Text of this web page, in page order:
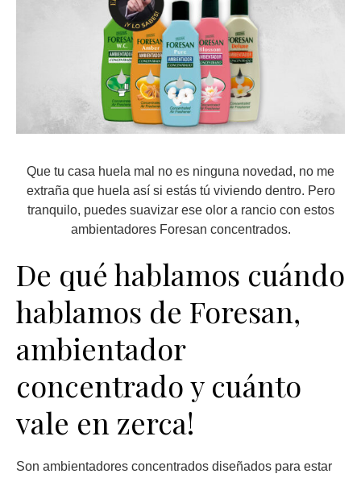
Que tu casa huela mal no es ninguna novedad, no me
extraña que huela así si estás tú viviendo dentro. Pero
tranquilo, puedes suavizar ese olor a rancio con estos
ambientadores Foresan concentrados.
De qué hablamos cuándo
hablamos de Foresan,
ambientador
concentrado y cuánto
vale en zerca!
Son ambientadores concentrados diseñados para estar